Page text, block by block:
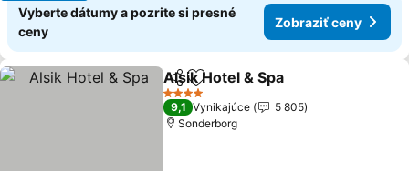
Vyberte dátumy a pozrite si presné
ceny
Zobraziť ceny
ZdieľaťPridať do obľúbených
Alsik Hotel & Spa
4 Počet hviezdičiek
9,1 Vynikajúce
5 805
Sonderborg